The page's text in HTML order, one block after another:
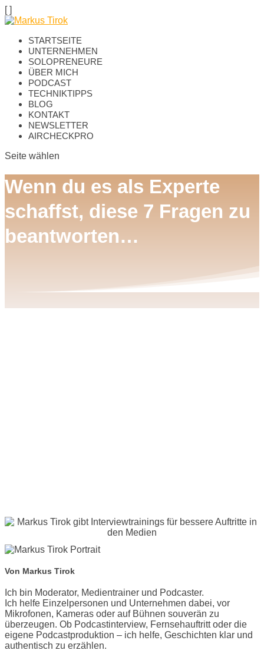
[ ]
STARTSEITE
UNTERNEHMEN
SOLOPRENEURE
ÜBER MICH
PODCAST
TECHNIKTIPPS
BLOG
KONTAKT
NEWSLETTER
AIRCHECKPRO
Seite wählen
Wenn du es als Experte
schaffst, diese 7 Fragen zu
beantworten…
Von Markus Tirok
Ich bin Moderator, Medientrainer und Podcaster.
Ich helfe Einzelpersonen und Unternehmen dabei, vor
Mikrofonen, Kameras oder auf Bühnen souverän zu
überzeugen. Ob Podcastinterview, Fernsehauftritt oder die
eigene Podcastproduktion – ich helfe, Geschichten klar und
authentisch zu erzählen.